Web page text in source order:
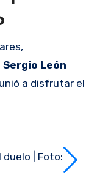
Sergio León
a disfrutar el
| Foto: